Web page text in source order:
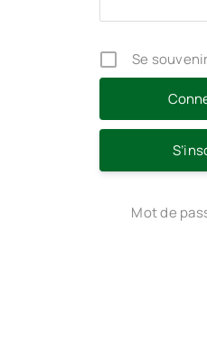
Se
Mot de